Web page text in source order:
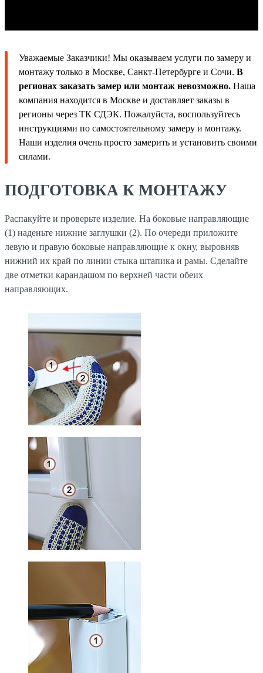
Уважаемые Заказчики! Мы оказываем услуги по замеру и
монтажу только в Москве, Санкт-Петербурге и Сочи. В
регионах заказать замер или монтаж невозможно. Наша
компания находится в Москве и доставляет заказы в
регионы через ТК СДЭК. Пожалуйста, воспользуйтесь
инструкциями по самостоятельному замеру и монтажу.
Наши изделия очень просто замерить и установить своими
силами.
ПОДГОТОВКА К МОНТАЖУ
Распакуйте и проверьте изделие. На боковые направляющие
(1) наденьте нижние заглушки (2). По очереди приложите
левую и правую боковые направляющие к окну, выровняв
нижний их край по линии стыка штапика и рамы. Сделайте
две отметки карандашом по верхней части обеих
направляющих.